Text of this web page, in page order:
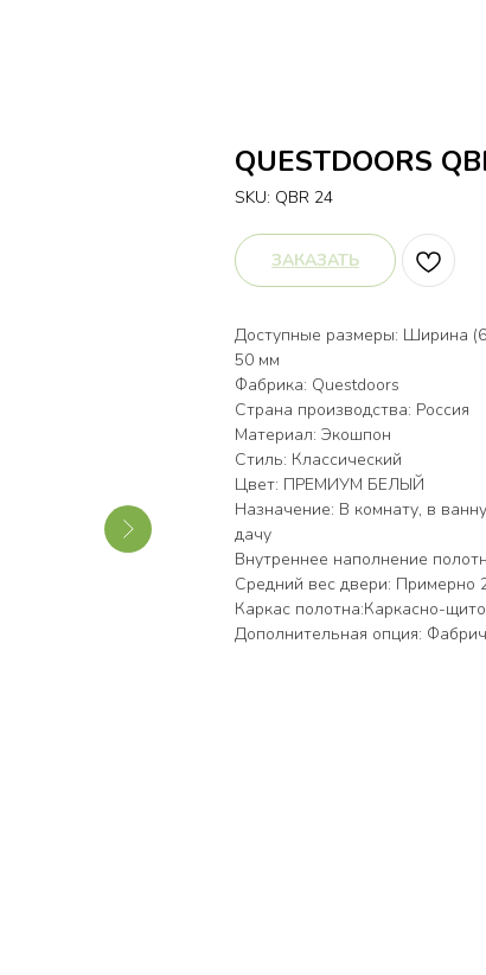
QUESTDOORS
SKU: QBR 24
ЗАКАЗАТЬ
Доступные размеры: Ширина
50 мм
Фабрика: Questdoors
Страна производства: Россия
Материал: Экошпон
Стиль: Классический
Цвет: ПРЕМИУМ БЕЛЫЙ
Назначение: В комнату, в
дачу
Внутреннее наполнение
Средний вес двери: Примерно
Каркас полотна:Каркасно-
Дополнительная опция: